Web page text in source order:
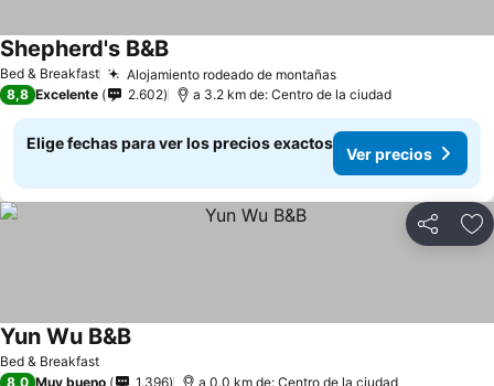
Bed & Breakfast Alojamiento rodeado de montañasVer precios
Shepherd's B&BVer precios
8,8 Excelente 2.602 a 3.2 km de: Centro de la ciudad
Elige fechas para ver los precios exactos
Ver precios
Compartir
Bed & Breakfast
Yun Wu B&BVer precios
8,0 Muy bueno 1.396 a 0.0 km de: Centro de la ciudad